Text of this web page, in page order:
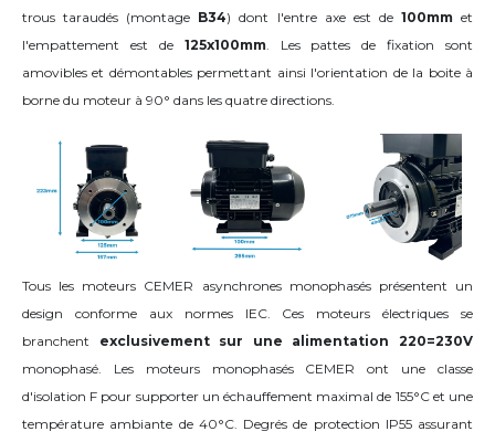
trous taraudés (montage B34) dont l'entre axe est de 100mmet
l'empattement est de 125x100mm. Les pattes de fixation sont
amovibles et démontables permettant ainsi l'orientation de la boite à
borne du moteur à 90° dans les quatre directions.
Tous les moteurs CEMER asynchrones monophasés présentent un
design conforme aux normes IEC. Ces moteurs électriques se
branchent exclusivement sur une alimentation 220=230V
monophasé. Les moteurs monophasés CEMER ont une classe
d'isolation F pour supporter un échauffement maximal de 155°C et une
température ambiante de 40°C. Degrés de protection IP55 assurant